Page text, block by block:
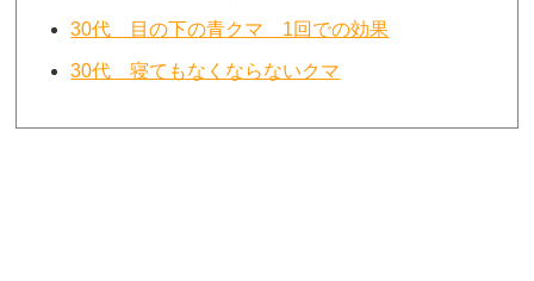
30代 目の下の青クマ 1回での効果
30代 寝てもなくならないクマ